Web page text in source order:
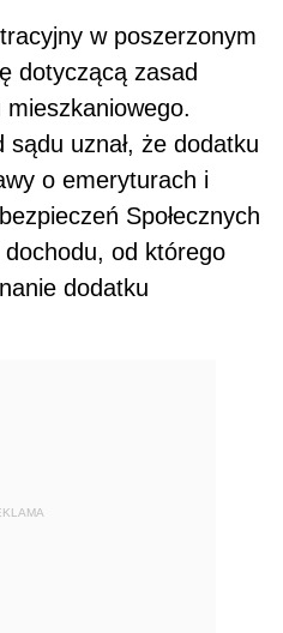
w poszerzonym
dotyczącą zasad
sądu uznał, że dodatku
o emeryturach i
Społecznych
od którego
dodatku